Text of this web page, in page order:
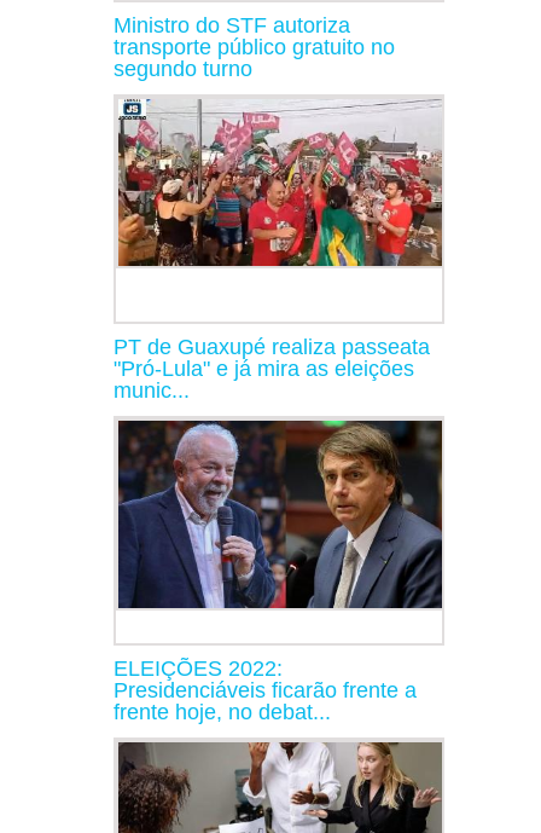
Ministro do STF autoriza
transporte público gratuito no
segundo turno
PT de Guaxupé realiza passeata
"Pró-Lula" e já mira as eleições
munic...
ELEIÇÕES 2022:
Presidenciáveis ficarão frente a
frente hoje, no debat...